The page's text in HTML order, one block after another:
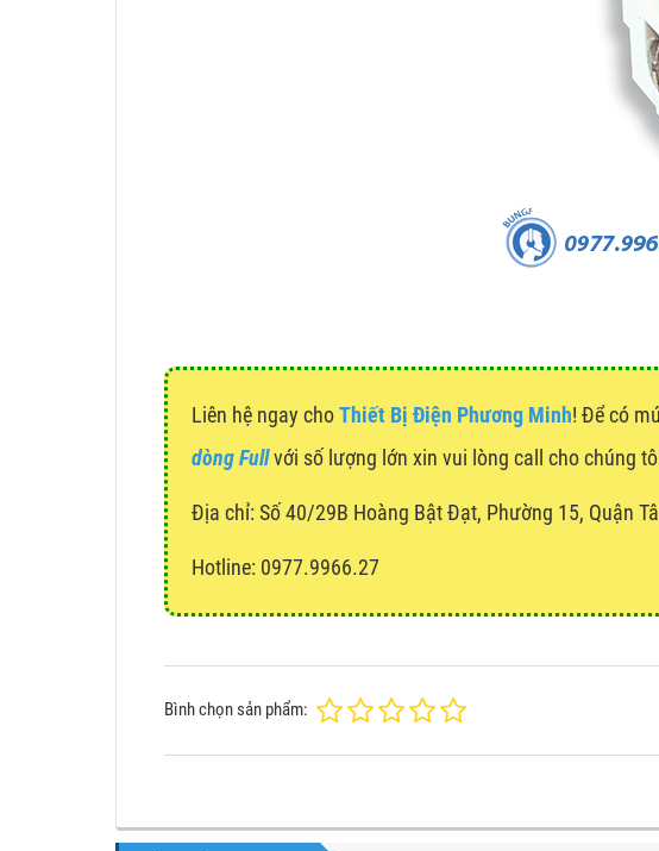
Liên hệ ngay choThiết Bị Điện Phương Minh! Để có
dòng Fullvới số lượng lớn xin vui lòng call cho chúng
Địa chỉ: Số 40/29B Hoàng Bật Đạt, Phường 15, Quận
Hotline: 0977.9966.27
Bình chọn sản phẩm: